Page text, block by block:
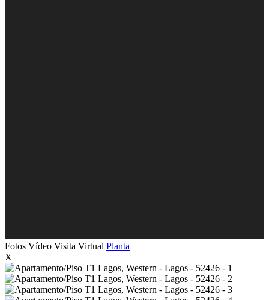
Fotos Vídeo Visita Virtual Planta
X